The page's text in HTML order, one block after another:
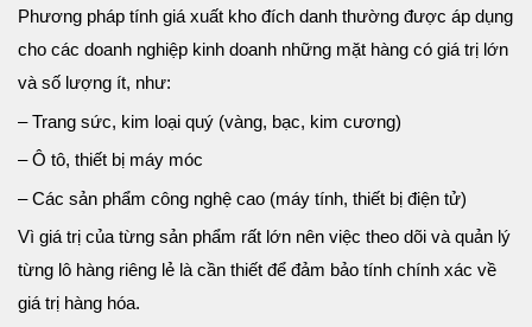
Phương pháp tính giá xuất kho đích danh thường được áp dụng
cho các doanh nghiệp kinh doanh những mặt hàng có giá trị lớn
và số lượng ít, như:
– Trang sức, kim loại quý (vàng, bạc, kim cương)
– Ô tô, thiết bị máy móc
– Các sản phẩm công nghệ cao (máy tính, thiết bị điện tử)
Vì giá trị của từng sản phẩm rất lớn nên việc theo dõi và quản lý
từng lô hàng riêng lẻ là cần thiết để đảm bảo tính chính xác về
giá trị hàng hóa.